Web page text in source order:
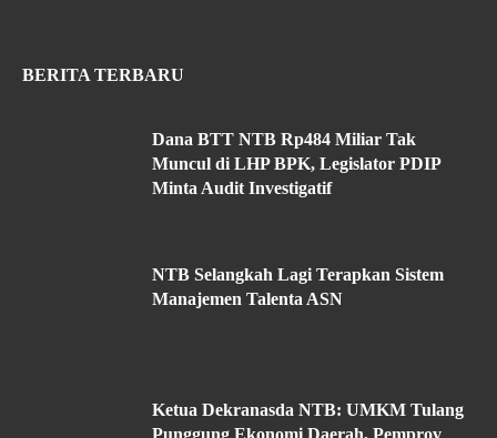
BERITA TERBARU
Dana BTT NTB Rp484 Miliar Tak
Muncul di LHP BPK, Legislator PDIP
Minta Audit Investigatif
NTB Selangkah Lagi Terapkan Sistem
Manajemen Talenta ASN
Ketua Dekranasda NTB: UMKM Tulang
Punggung Ekonomi Daerah, Pemprov